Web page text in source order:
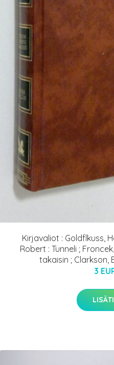
Kirjavaliot : Goldflkuss,
Robert : Tunneli ;
takaisin ; Clarkson,
3